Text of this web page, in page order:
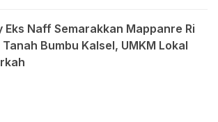
Eks Naff Semarakkan Mappanre Ri
Tanah Bumbu Kalsel, UMKM Lokal